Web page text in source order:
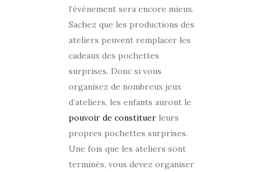
l’événement sera encore mieux.
Sachez que les productions des
ateliers peuvent remplacer les
cadeaux des pochettes
surprises. Donc si vous
organisez de nombreux jeux
d’ateliers, les enfants auront le
pouvoir de constituer leurs
propres pochettes surprises.
Une fois que les ateliers sont
terminés, vous devez organiser